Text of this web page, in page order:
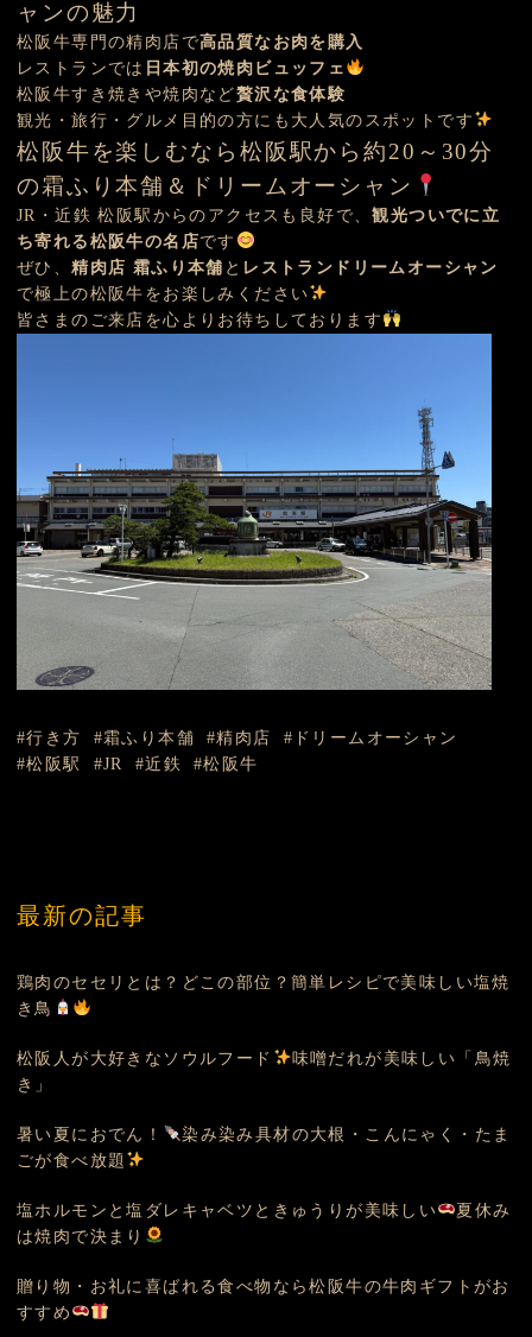
ャンの魅力
松阪牛専門の精肉店で高品質なお肉を購入
レストランでは 日本初の焼肉ビュッフェ
松阪牛すき焼きや焼肉など贅沢な食体験
観光・旅行・グルメ目的の方にも大人気のスポットです
松阪牛を楽しむなら松阪駅から約20～30分
の霜ふり本舗＆ドリームオーシャン
JR・近鉄 松阪駅からのアクセスも良好で、観光ついでに立
ち寄れる松阪牛の名店です
ぜひ、精肉店 霜ふり本舗 と レストランドリームオーシャン
で極上の松阪牛をお楽しみください
皆さまのご来店を心よりお待ちしております
行き方 霜ふり本舗 精肉店
ドリームオーシャン
松阪駅
JR 近鉄 松阪牛
最新の記事
鶏肉のセセリとは？どこの部位？簡単レシピで美味しい塩焼
き鳥
松阪人が大好きなソウルフード
味噌だれが美味しい「鳥焼
き」
暑い夏におでん！
染み染み具材の大根・こんにゃく・たま
ごが食べ放題
塩ホルモンと塩ダレキャベツときゅうりが美味しい
夏休み
は焼肉で決まり
贈り物・お礼に喜ばれる食べ物なら松阪牛の牛肉ギフトがお
すすめ